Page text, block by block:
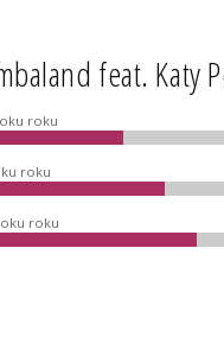
feat. Katy
roku
roku
roku